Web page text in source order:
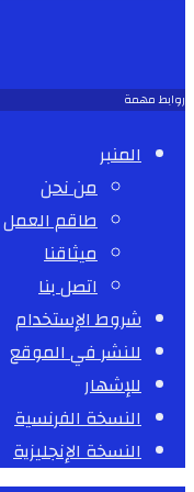
روابط مهمة
المنبر
من نحن
طاقم العمل
ميثاقنا
اتصل بنا
شروط الإستخدام
للنشر في الموقع
للإشهار
النسخة الفرنسية
النسخة الإنجليزية